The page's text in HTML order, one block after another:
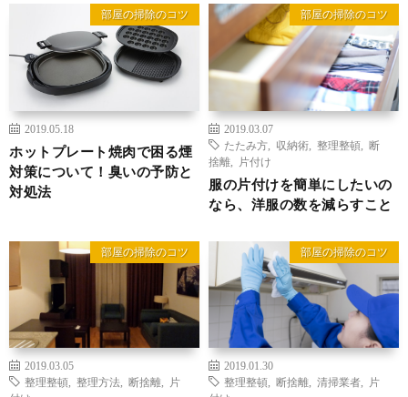
部屋の掃除のコツ
2019.05.18
ホットプレート焼肉で困る煙
対策について！臭いの予防と
対処法
部屋の掃除のコツ
2019.03.07
たたみ方
収納術 整理整頓
断
捨離
片付け
服の片付けを簡単にしたいの
なら、洋服の数を減らすこと
部屋の掃除のコツ
2019.03.05
整理整頓
整理方法 断捨離
片
部屋の掃除のコツ
2019.01.30
整理整頓
断捨離 清掃業者
片